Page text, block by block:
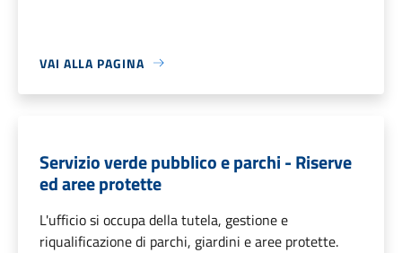
VAI ALLA PAGINA
Servizio verde pubblico e parchi - Riserve
ed aree protette
L'ufficio si occupa della tutela, gestione e
riqualificazione di parchi, giardini e aree protette.